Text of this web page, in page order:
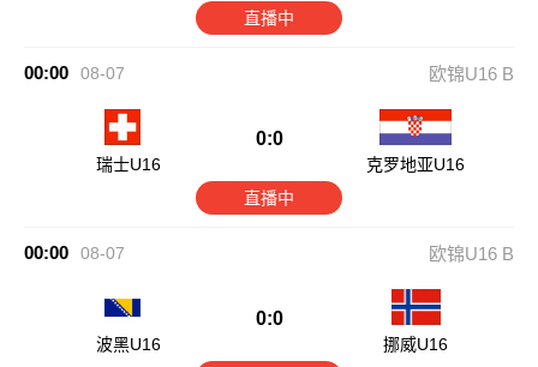
直播中
00:00 08-07 欧锦U16 B
瑞士U16
0:0
克罗地亚U16
直播中
00:00 08-07 欧锦U16 B
波黑U16
0:0
挪威U16